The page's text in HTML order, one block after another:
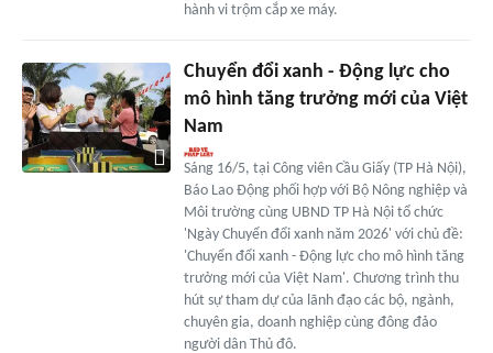
hành vi trộm cắp xe máy.
Chuyển đổi xanh - Động lực cho
mô hình tăng trưởng mới của Việt
Nam
Sáng 16/5, tại Công viên Cầu Giấy (TP Hà Nội),
Báo Lao Động phối hợp với Bộ Nông nghiệp và
Môi trường cùng UBND TP Hà Nội tổ chức
'Ngày Chuyển đổi xanh năm 2026' với chủ đề:
'Chuyển đổi xanh - Động lực cho mô hình tăng
trưởng mới của Việt Nam'. Chương trình thu
hút sự tham dự của lãnh đạo các bộ, ngành,
chuyên gia, doanh nghiệp cùng đông đảo
người dân Thủ đô.